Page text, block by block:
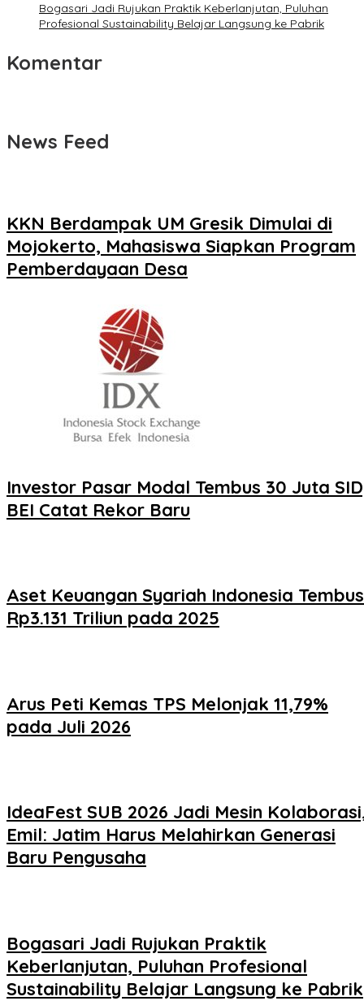
Bogasari Jadi Rujukan Praktik Keberlanjutan, Puluhan
Profesional Sustainability Belajar Langsung ke Pabrik
Komentar
News Feed
KKN Berdampak UM Gresik Dimulai di
Mojokerto, Mahasiswa Siapkan Program
Pemberdayaan Desa
Investor Pasar Modal Tembus 30 Juta
BEI Catat Rekor Baru
Aset Keuangan Syariah Indonesia Tembus
Rp3.131 Triliun pada 2025
Arus Peti Kemas TPS Melonjak 11,79%
pada Juli 2026
IdeaFest SUB 2026 Jadi Mesin
Emil: Jatim Harus Melahirkan Generasi
Baru Pengusaha
Bogasari Jadi Rujukan Praktik
Keberlanjutan, Puluhan Profesional
Sustainability Belajar Langsung ke Pabrik